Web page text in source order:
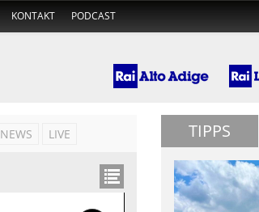
KONTAKT PODCAST
NEWS LIVE TIPPS